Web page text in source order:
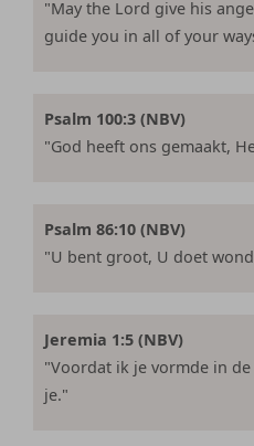
"May the Lord give his
guide you in all of your
Psalm 100:3 (NBV)
"God heeft ons gemaakt,
Psalm 86:10 (NBV)
"U bent groot, U doet
Jeremia 1:5 (NBV)
"Voordat ik je vormde in
je."